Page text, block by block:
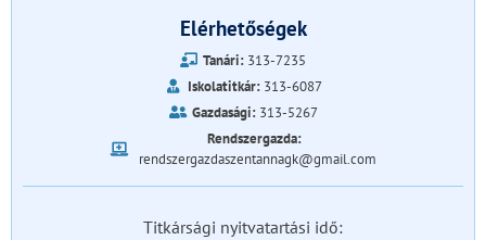
Elérhetőségek
Tanári: 313-7235
Iskolatitkár:313-6087
Gazdasági:313-5267
Rendszergazda:
rendszergazdaszentannagk@gmail.com
Titkársági nyitvatartási idő: